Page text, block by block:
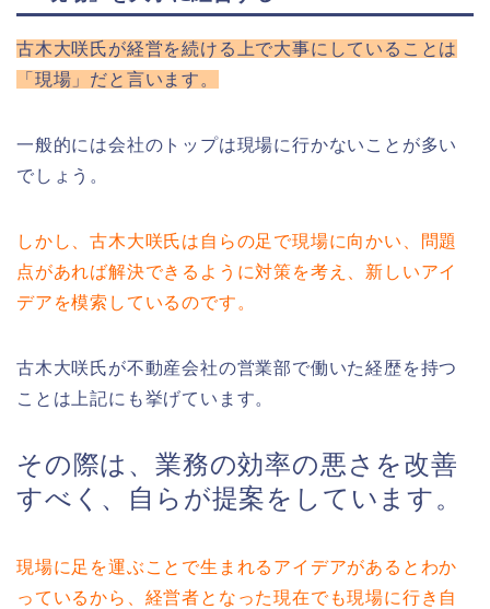
古木大咲氏が経営を続ける上で大事にしていることは
「現場」だと言います。
一般的には会社のトップは現場に行かないことが多い
でしょう。
しかし、古木大咲氏は自らの足で現場に向かい、問題
点があれば解決できるように対策を考え、新しいアイ
デアを模索しているのです。
古木大咲氏が不動産会社の営業部で働いた経歴を持つ
ことは上記にも挙げています。
その際は、業務の効率の悪さを改善
すべく、自らが提案をしています。
現場に足を運ぶことで生まれるアイデアがあるとわか
っているから、経営者となった現在でも現場に行き自